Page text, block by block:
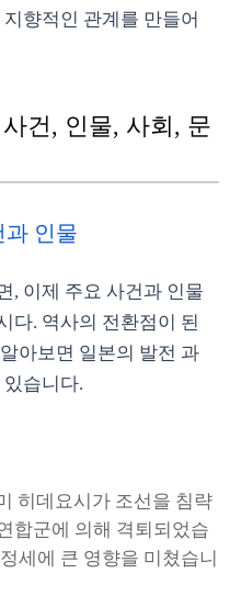
향적인 관계를 만들어
건, 인물, 사회, 문
과 인물
, 이제 주요 사건과 인물
다. 역사의 전환점이 된
아보면 일본의 발전 과
습니다.
히데요시가 조선을 침략
합군에 의해 격퇴되었습
세에 큰 영향을 미쳤습니